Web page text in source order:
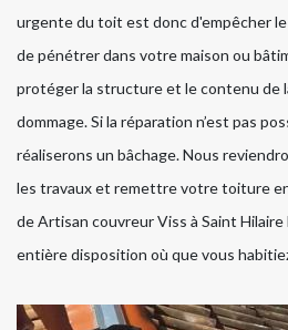
urgente du toit est donc d'empêcher
de pénétrer dans votre maison ou
protéger la structure et le contenu de
dommage. Si la réparation n’est pas
réaliserons un bâchage. Nous
les travaux et remettre votre toiture
de Artisan couvreur Viss à Saint
entière disposition où que vous